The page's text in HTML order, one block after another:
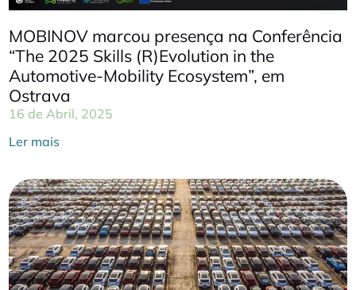
MOBINOV marcou presença na Conferência
“The 2025 Skills (R)Evolution in the
Automotive-Mobility Ecosystem”, em
Ostrava
16 de Abril, 2025
Ler mais